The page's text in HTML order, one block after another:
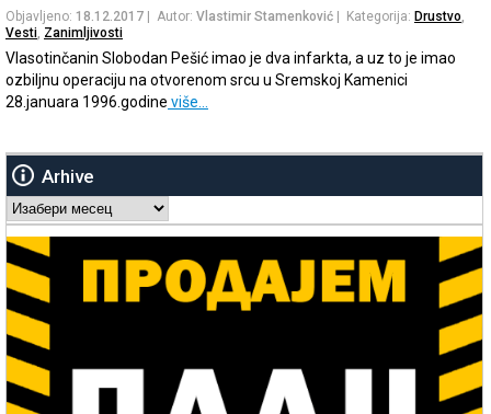
Objavljeno: 18.12.2017 | Autor: Vlastimir Stamenković | Kategorija: Drustvo,
Vesti, Zanimljivosti
Vlasotinčanin Slobodan Pešić imao je dva infarkta, a uz to je imao
ozbiljnu operaciju na otvorenom srcu u Sremskoj Kamenici
28.januara 1996.godine više…
Arhive
Arhive